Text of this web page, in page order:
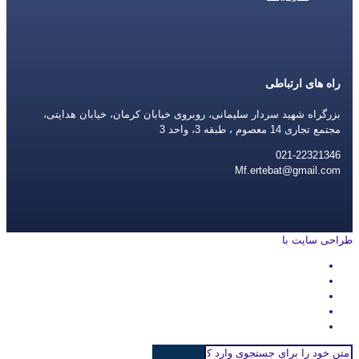
راه های ارتباطی
بزرگراه شهید سردار سلیمانی، روبروی خیابان کرمان، خیابان هدایتی،
مجتمع تجاری 14 معصوم ، طبقه 3، واحد 3
021-22321346
Mf.ertebat@gmail.com
طراحی سایت با